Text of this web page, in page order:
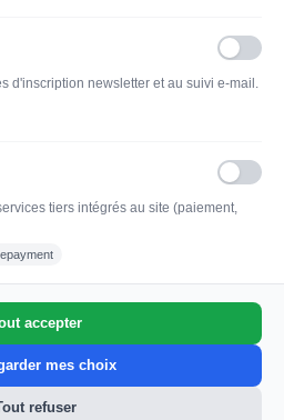
avec modération.
d'inscription newsletter et au suivi e-mail.
tiers intégrés au site (paiement,
accepter
mes choix
refuser